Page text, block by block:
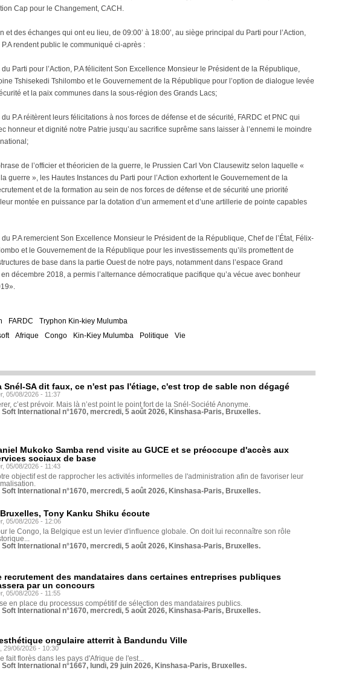
Cap pour le Changement, CACH.
et des échanges qui ont eu lieu, de 09:00’ à 18:00’, au siège principal du Parti pour l’Action,
rendent public le communiqué ci-après :
Parti pour l’Action, P.A félicitent Son Excellence Monsieur le Président de la République,
Tshisekedi Tshilombo et le Gouvernement de la République pour l’option de dialogue levée
et la paix communes dans la sous-région des Grands Lacs;
P.A réitèrent leurs félicitations à nos forces de défense et de sécurité, FARDC et PNC qui
honneur et dignité notre Patrie jusqu’au sacrifice suprême sans laisser à l’ennemi le moindre
de l’officier et théoricien de la guerre, le Prussien Carl Von Clausewitz selon laquelle «
guerre », les Hautes Instances du Parti pour l’Action exhortent le Gouvernement de la
et de la formation au sein de nos forces de défense et de sécurité une priorité
montée en puissance par la dotation d’un armement et d’une artillerie de pointe capables
P.A remercient Son Excellence Monsieur le Président de la République, Chef de l’État, Félix-
et le Gouvernement de la République pour les investissements qu’ils promettent de
de base dans la partie Ouest de notre pays, notamment dans l’espace Grand
décembre 2018, a permis l’alternance démocratique pacifique qu’a vécue avec bonheur
FARDC
Tryphon Kin-kiey Mulumba
Afrique Congo Kin-Kiey Mulumba Politique Vie
Snél-SA dit faux, ce n'est pas l'étiage, c'est trop de sable non dégagé
05/08/2026 - 11:37
c’est prévoir. Mais là n’est point le point fort de la Snél-Société Anonyme.
Soft International n°1670, mercredi, 5 août 2026, Kinshasa-Paris, Bruxelles.
Mukoko Samba rend visite au GUCE et se préoccupe d'accès aux
sociaux de base
05/08/2026 - 11:43
objectif est de rapprocher les activités informelles de l'administration afin de favoriser leur
Soft International n°1670, mercredi, 5 août 2026, Kinshasa-Paris, Bruxelles.
Tony Kanku Shiku écoute
05/08/2026 - 12:06
le Congo, la Belgique est un levier d'influence globale. On doit lui reconnaître son rôle
Soft International n°1670, mercredi, 5 août 2026, Kinshasa-Paris, Bruxelles.
recrutement des mandataires dans certaines entreprises publiques
par un concours
05/08/2026 - 11:55
en place du processus compétitif de sélection des mandataires publics.
Soft International n°1670, mercredi, 5 août 2026, Kinshasa-Paris, Bruxelles.
ongulaire atterrit à Bandundu Ville
29/06/2026 - 10:30
fait florès dans les pays d'Afrique de l'est...
Soft International n°1667, lundi, 29 juin 2026, Kinshasa-Paris, Bruxelles.